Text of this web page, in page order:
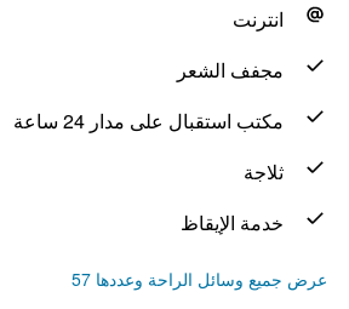
انترنت
مجفف الشعر
مكتب استقبال على مدار 24 ساعة
ثلاجة
خدمة الإيقاظ
عرض جميع وسائل الراحة وعددها 57